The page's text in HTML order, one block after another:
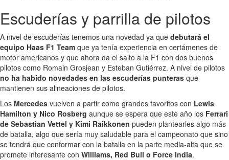
Escuderías y parrilla de pilotos
A nivel de escuderías tenemos una novedad ya que debutará el
equipo Haas F1 Team que ya tenía experiencia en certámenes de
motor americanos y que ahora da el salto a la F1 con dos buenos
pilotos como Romain Grosjean y Esteban Gutiérrez. A nivel de pilotos
no ha habido novedades en las escuderías punteras que
mantienen sus alineaciones de pilotos.
Los Mercedes vuelven a partir como grandes favoritos con Lewis
Hamilton y Nico Rosberg aunque se espera que este año los Ferrari
de Sebastian Vettel y Kimi Raikkonen pueden plantearles algo más
de batalla, algo que sería muy saludable para el campeonato que sino
se tendrá que conformar con la batalla en la parte media-alta que se
promete interesante con Williams, Red Bull o Force India.